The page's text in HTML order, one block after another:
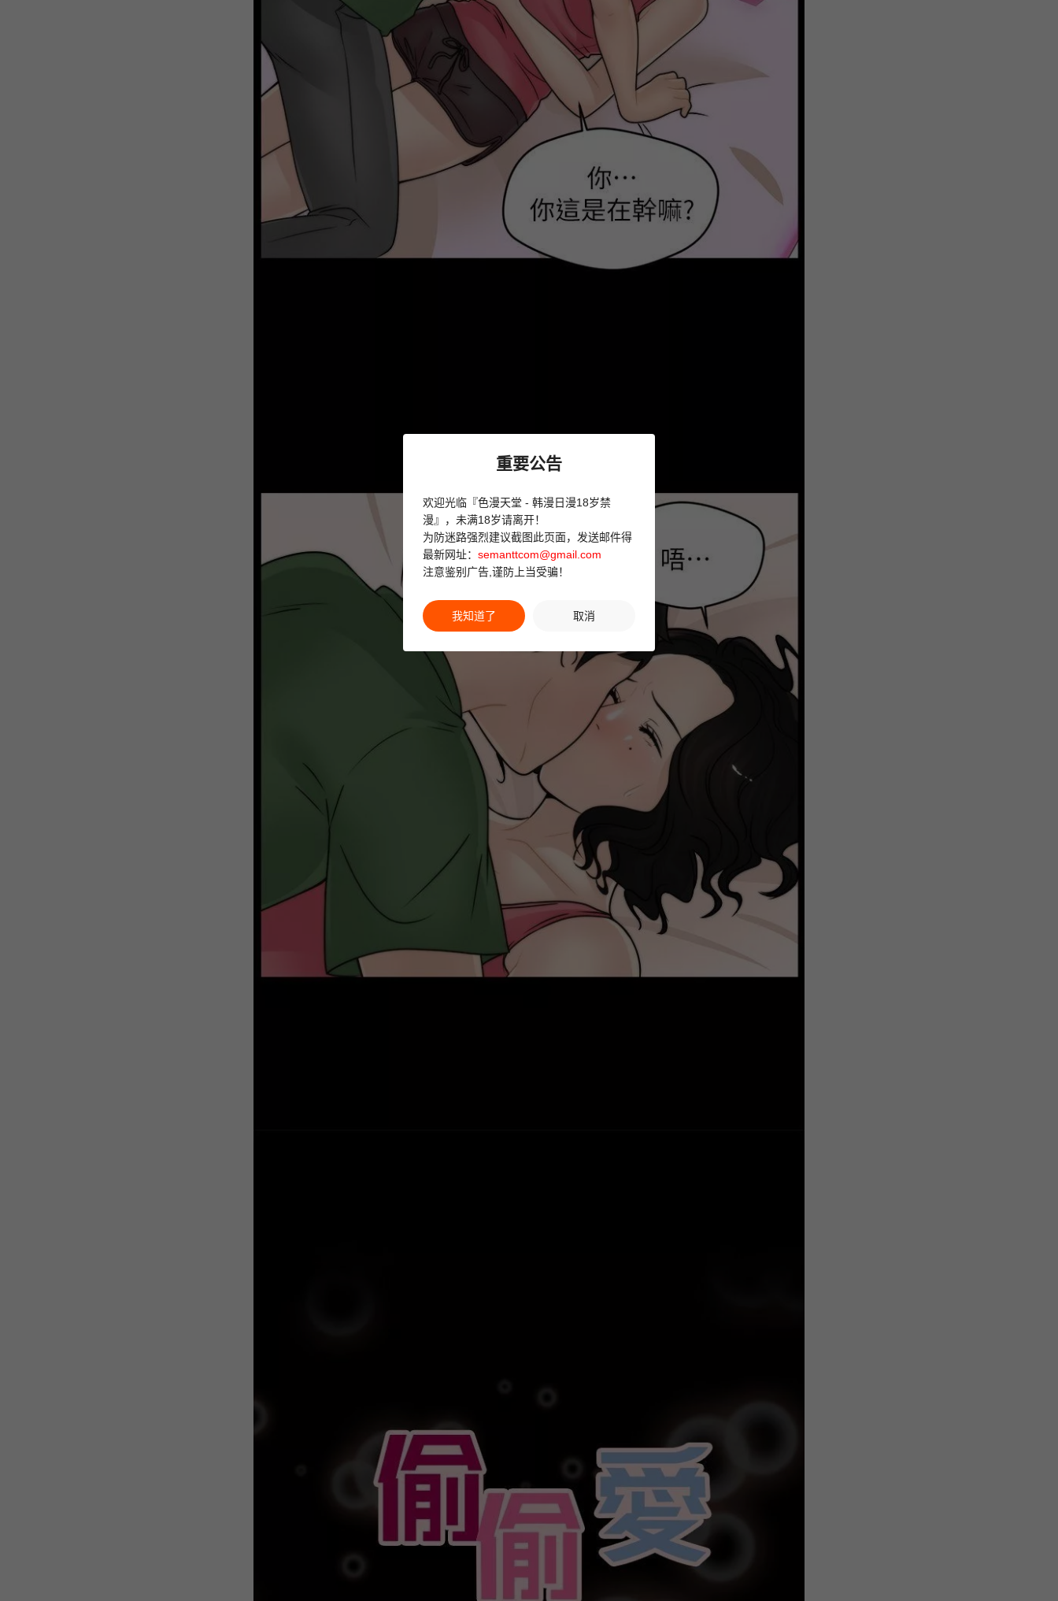
重要公告
欢迎光临『色漫天堂 - 韩漫日漫18岁禁
漫』，未满18岁请离开！
为防迷路强烈建议截图此页面，发送邮件得
最新网址： semanttcom@gmail.com
注意鉴别广告,谨防上当受骗！
我知道了 取消